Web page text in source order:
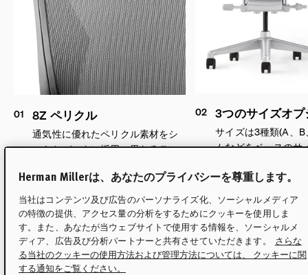
01 8Z ペリクル
通気性に優れたペリクル素材をシ
ートとバックに採用。異なるテン
圧を緩和し、筋肉の疲労を軽減す
るように設計されています。
02 3つのサイズオプ
サイズは3種類(A、
ムなどをベースのサ
Herman Millerは、あなたのプライバシーを尊重します。
当社はコンテンツ及び広告のパーソナライズ化、ソーシャルメディア
の特徴の提供、アクセス量の分析をするためにクッキーを使用しま
す。また、あなたが当ウェブサイトで使用する情報を、ソーシャルメ
ディア、広告及び分析パートナーと共有させていただきます。
さらな
る当社のクッキーの使用方法および管理方法については、 クッキーに関
する通知をご覧ください。